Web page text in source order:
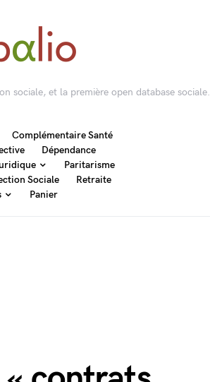
sociale, et la première open database sociale.
Complémentaire Santé
Dépendance
Paritarisme
Sociale
Retraite
Panier